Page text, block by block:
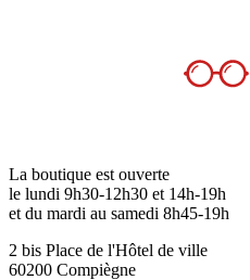
La boutique est ouverte
le lundi 9h30-12h30 et 14h-19h
et du mardi au samedi 8h45-19h
2 bis Place de l'Hôtel de ville
60200 Compiègne